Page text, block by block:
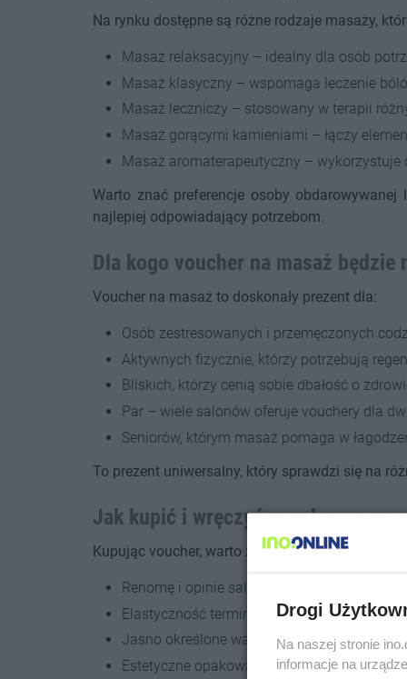
Na rynku dostępne są różne rodzaje masaży,
Masaż relaksacyjny – idealny dla osób
Masaż klasyczny – wspomaga leczenie
Masaż leczniczy – stosowany w terapii
Masaż gorącymi kamieniami – łączy
Masaż aromaterapeutyczny –
Warto znać preferencje osoby
najlepiej odpowiadający potrzebom.
Dla kogo voucher na masaż będzie
Voucher na masaż to doskonały prezent dla:
Osób zestresowanych i przemęczonych
Aktywnych fizycznie, którzy potrzebują
Bliskich, którzy cenią sobie dbałość o
Par – wiele salonów oferuje vouchery dla
Seniorów, którym masaż pomaga w
To prezent uniwersalny, który sprawdzi się na
Jak kupić i wręczyć voucher na
Kupując voucher, warto zwrócić uwagę na:
Renomę i opinie salonu masażu
Elastyczność terminu realizacji vouchera
Jasno określone warunki korzystania z
Estetyczne opakowanie lub możliwość
Drogi
Na naszej stronie
informacje na